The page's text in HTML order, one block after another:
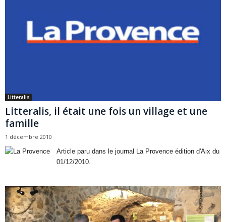
Litteralis
Litteralis, il était une fois un village et une
famille
1 décembre 2010
Article paru dans le journal La Provence édition d'Aix du
01/12/2010.